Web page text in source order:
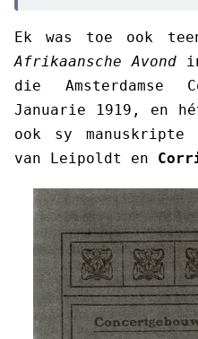
Ek was toe ook
Afrikaansche Avond
die Amsterdamse
Januarie 1919, en
ook sy
van Leipoldt en